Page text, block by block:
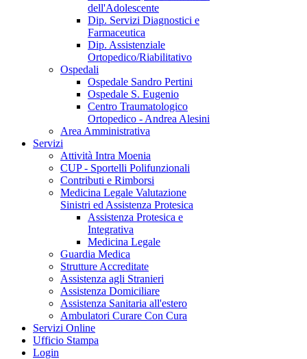
dell'Adolescente
Dip. Servizi Diagnostici e
Farmaceutica
Dip. Assistenziale
Ortopedico/Riabilitativo
Ospedali
Ospedale Sandro Pertini
Ospedale S. Eugenio
Centro Traumatologico
Ortopedico - Andrea Alesini
Area Amministrativa
Servizi
Attività Intra Moenia
CUP - Sportelli Polifunzionali
Contributi e Rimborsi
Medicina Legale Valutazione
Sinistri ed Assistenza Protesica
Assistenza Protesica e
Integrativa
Medicina Legale
Guardia Medica
Strutture Accreditate
Assistenza agli Stranieri
Assistenza Domiciliare
Assistenza Sanitaria all'estero
Ambulatori Curare Con Cura
Servizi Online
Ufficio Stampa
Login